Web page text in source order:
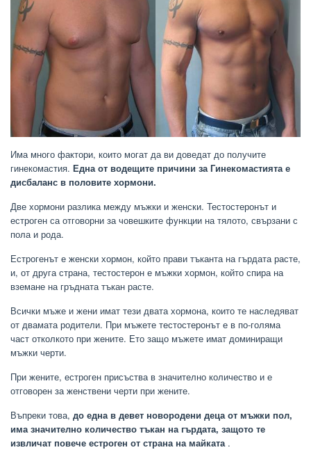
Има много фактори, които могат да ви доведат до получите
гинекомастия. Една от водещите причини за Гинекомастията е
дисбаланс в половите хормони.
Две хормони разлика между мъжки и женски. Тестостеронът и
естроген са отговорни за човешките функции на тялото, свързани с
пола и рода.
Естрогенът е женски хормон, който прави тъканта на гърдата расте,
и, от друга страна, тестостерон е мъжки хормон, който спира на
вземане на гръдната тъкан расте.
Всички мъже и жени имат тези двата хормона, които те наследяват
от двамата родители. При мъжете тестостеронът е в по-голяма
част отколкото при жените. Ето защо мъжете имат доминиращи
мъжки черти.
При жените, естроген присъства в значително количество и е
отговорен за женствени черти при жените.
Въпреки това, до една в девет новородени деца от мъжки пол,
има значително количество тъкан на гърдата, защото те
извличат повече естроген от страна на майката.